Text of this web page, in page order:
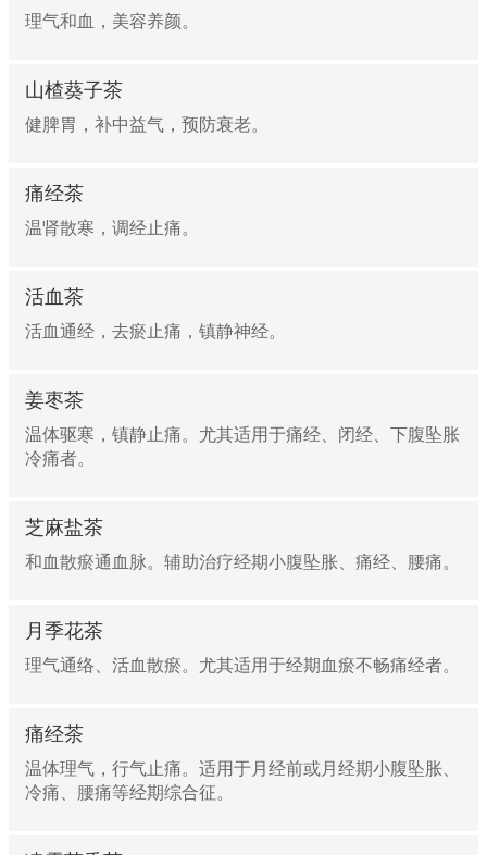
理气和血，美容养颜。
山楂葵子茶
健脾胃，补中益气，预防衰老。
痛经茶
温肾散寒，调经止痛。
活血茶
活血通经，去瘀止痛，镇静神经。
姜枣茶
温体驱寒，镇静止痛。尤其适用于痛经、闭经、下腹坠胀
冷痛者。
芝麻盐茶
和血散瘀通血脉。辅助治疗经期小腹坠胀、痛经、腰痛。
月季花茶
理气通络、活血散瘀。尤其适用于经期血瘀不畅痛经者。
痛经茶
温体理气，行气止痛。适用于月经前或月经期小腹坠胀、
冷痛、腰痛等经期综合征。